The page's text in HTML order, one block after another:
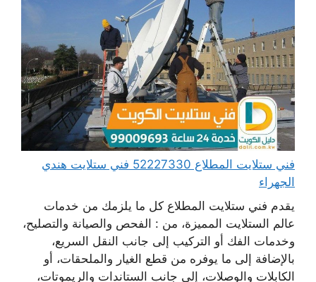
فني ستلايت المطلاع 52227330 فني ستلايت هندي
الجهراء
يقدم فني ستلايت المطلاع كل ما يلزمك من خدمات
عالم الستلايت المميزة، من : الفحص والصيانة والتصليح،
وخدمات الفك أو التركيب إلى جانب النقل السريع،
بالإضافة إلى ما يوفره من قطع الغيار والملحقات، أو
الكابلات والوصلات، إلى جانب الستاندات والريموتات،